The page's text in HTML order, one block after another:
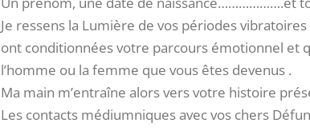
Je ressens la Lumière de vos périodes vibratoires
ont conditionnées votre parcours émotionnel et
l’homme ou la femme que vous êtes devenus .
Ma main m’entraîne alors vers votre histoire
Les contacts médiumniques avec vos chers